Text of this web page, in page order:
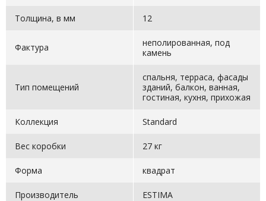
Толщина, в мм 12
Фактура
неполированная, под
камень
Тип помещений
спальня, терраса, фасады
зданий, балкон, ванная,
гостиная, кухня, прихожая
Коллекция Standard
Вес коробки 27 кг
Форма квадрат
Производитель ESTIMA